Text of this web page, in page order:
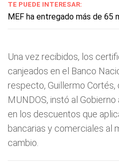
TE PUEDE INTERESAR:
MEF ha entregado más de 65
Una vez recibidos, los
canjeados en el Banco
respecto, Guillermo
MUNDOS, instó al
en los descuentos que
bancarias y comerciales al
cambio.